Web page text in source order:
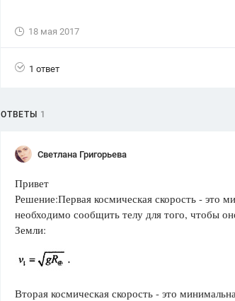
1752 ответа
ответов
18 мая 2017
1 ответ
ОТВЕТЫ 1
Светлана Григорьева
Привет
Решение:Первая космическая скорость - это
необходимо сообщить телу для того, чтобы
Земли:
Вторая космическая скорость - это